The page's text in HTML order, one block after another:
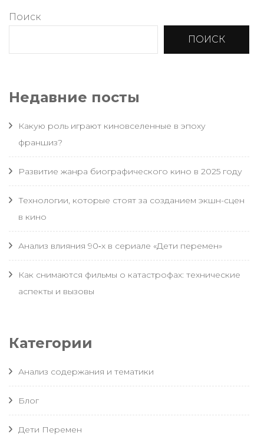
Поиск
ПОИСК
Недавние посты
Какую роль играют киновселенные в эпоху
франшиз?
Развитие жанра биографического кино в 2025 году
Технологии, которые стоят за созданием экшн-сцен
в кино
Анализ влияния 90‑х в сериале «Дети перемен»
Как снимаются фильмы о катастрофах: технические
аспекты и вызовы
Категории
Анализ содержания и тематики
Блог
Дети Перемен